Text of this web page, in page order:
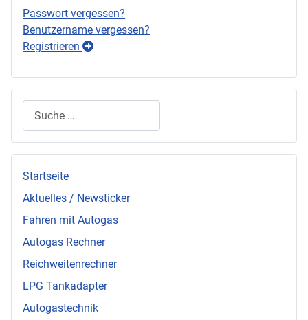
Passwort vergessen?
Benutzername vergessen?
Registrieren
Startseite
Aktuelles / Newsticker
Fahren mit Autogas
Autogas Rechner
Reichweitenrechner
LPG Tankadapter
Autogastechnik